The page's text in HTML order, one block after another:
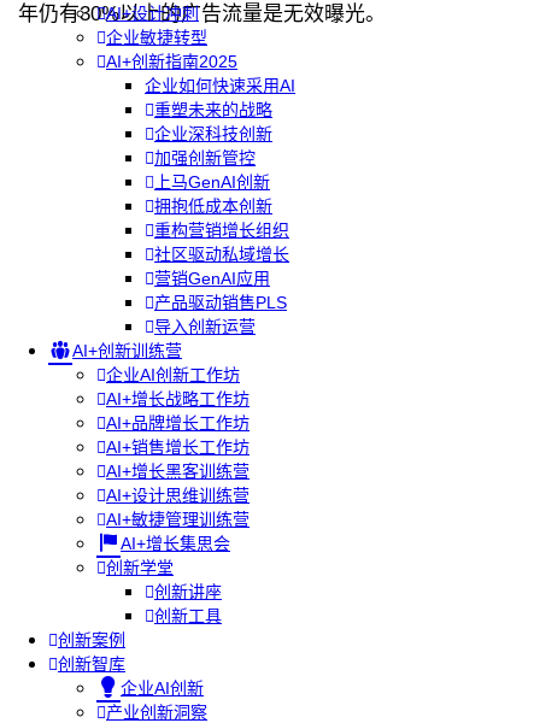
AI+设计冲刺
企业敏捷转型
AI+创新指南2025
企业如何快速采用AI
重塑未来的战略
企业深科技创新
加强创新管控
上马GenAI创新
拥抱低成本创新
重构营销增长组织
社区驱动私域增长
营销GenAI应用
产品驱动销售PLS
导入创新运营
AI+创新训练营
企业AI创新工作坊
AI+增长战略工作坊
AI+品牌增长工作坊
AI+销售增长工作坊
AI+增长黑客训练营
AI+设计思维训练营
AI+敏捷管理训练营
AI+增长集思会
创新学堂
创新讲座
创新工具
创新案例
创新智库
企业AI创新
产业创新洞察
年仍有30%以上的广告流量是无效曝光。